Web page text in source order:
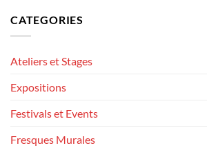
CATEGORIES
Ateliers et Stages
Expositions
Festivals et Events
Fresques Murales